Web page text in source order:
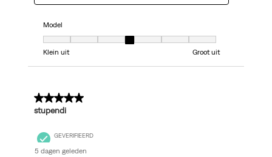
Model
Model, 4 van 7, waarbij 1 gelijk is aan Klein uit en 7 gelijk is aan Groot uit
Klein uit
Groot uit
5 van 5 sterren.
stupendi
GEVERIFIEERD
5 dagen geleden